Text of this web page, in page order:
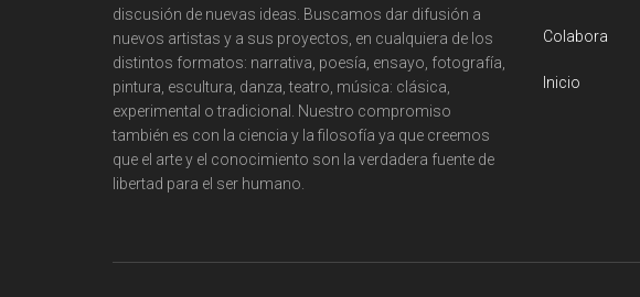
discusión de nuevas ideas. Buscamos dar difusión a
nuevos artistas y a sus proyectos, en cualquiera de los
distintos formatos: narrativa, poesía, ensayo, fotografía,
pintura, escultura, danza, teatro, música: clásica,
experimental o tradicional. Nuestro compromiso
también es con la ciencia y la filosofía ya que creemos
que el arte y el conocimiento son la verdadera fuente de
libertad para el ser humano.
Colabora
Inicio